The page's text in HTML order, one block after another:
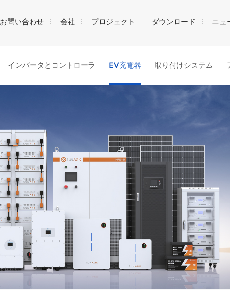
お問い合わせ 会社 プロジェクト ダウンロード ニュ
インバータとコントローラ EV充電器 取り付けシステム